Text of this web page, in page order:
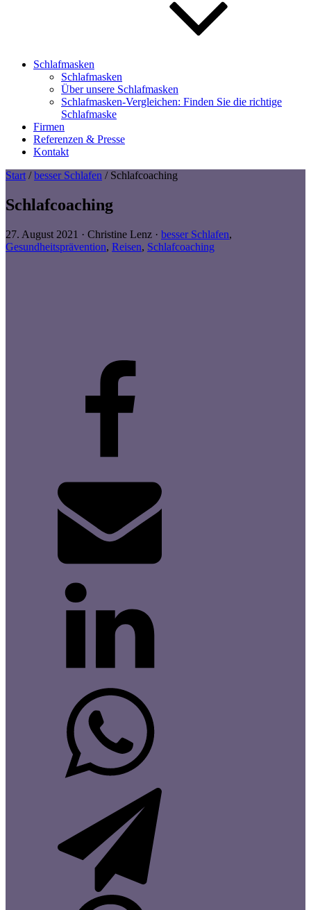
Schlafmasken
Schlafmasken
Über unsere Schlafmasken
Schlafmasken-Vergleichen: Finden Sie die richtige
Schlafmaske
Firmen
Referenzen & Presse
Kontakt
Start /besser Schlafen / Schlafcoaching
Schlafcoaching
27. August 2021 · Christine Lenz · besser Schlafen,
Gesundheitsprävention, Reisen, Schlafcoaching